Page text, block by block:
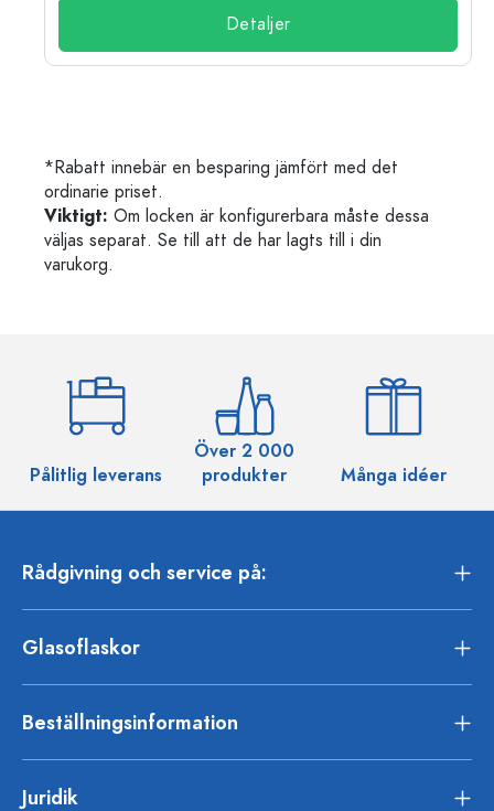
Detaljer
*Rabatt innebär en besparing jämfört med det
ordinarie priset.
Viktigt: Om locken är konfigurerbara måste dessa
väljas separat. Se till att de har lagts till i din
varukorg.
Pålitlig leverans
Över 2 000
produkter
Många idéer
Rådgivning och service på:
Glasoflaskor
Beställningsinformation
Juridik